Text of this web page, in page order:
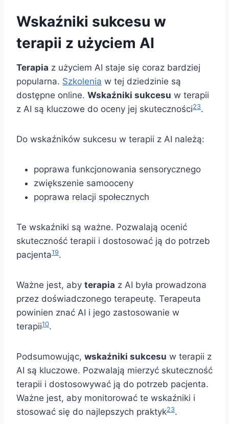
Wskaźniki sukcesu w
terapii z użyciem AI
Terapia z użyciem AI staje się coraz bardziej
popularna. Szkolenia w tej dziedzinie są
dostępne online. Wskaźniki sukcesu w terapii
z AI są kluczowe do oceny jej skuteczności23.
Do wskaźników sukcesu w terapii z AI należą:
poprawa funkcjonowania sensorycznego
zwiększenie samooceny
poprawa relacji społecznych
Te wskaźniki są ważne. Pozwalają ocenić
skuteczność terapii i dostosować ją do potrzeb
pacjenta19.
Ważne jest, aby terapia z AI była prowadzona
przez doświadczonego terapeutę. Terapeuta
powinien znać AI i jego zastosowanie w
terapii10.
Podsumowując, wskaźniki sukcesu w terapii z
AI są kluczowe. Pozwalają mierzyć skuteczność
terapii i dostosowywać ją do potrzeb pacjenta.
Ważne jest, aby monitorować te wskaźniki i
stosować się do najlepszych praktyk23.